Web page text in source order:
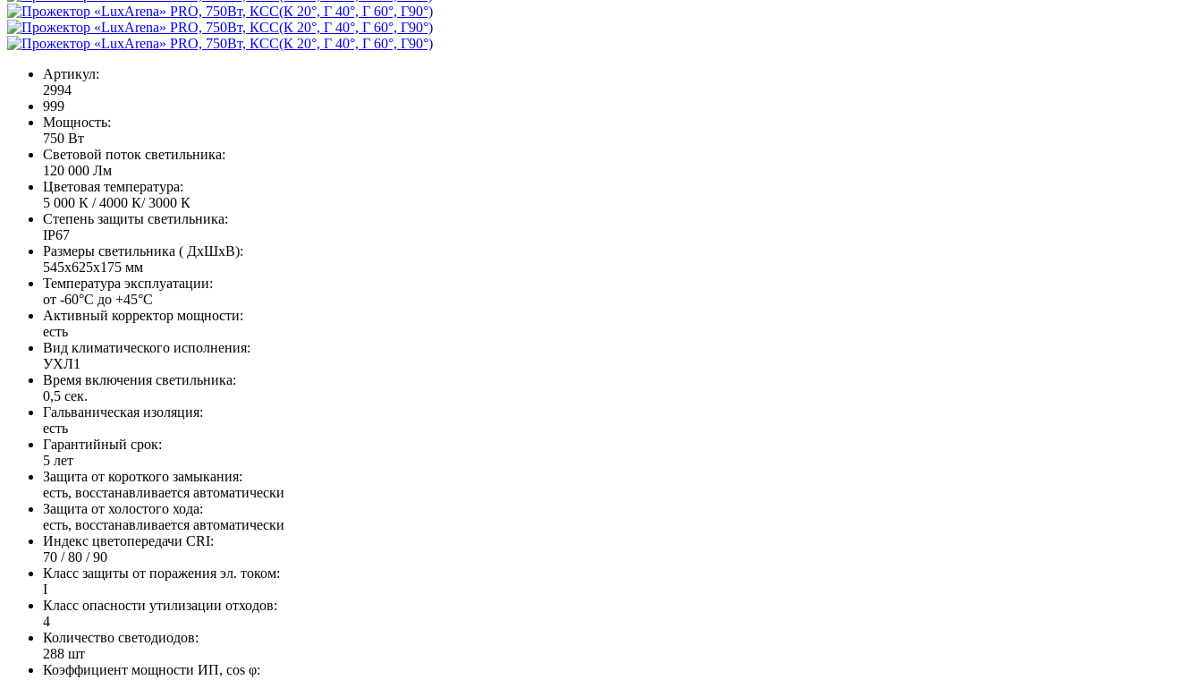
Артикул:
2994
999
Мощность:
750 Вт
Световой поток светильника:
120 000 Лм
Цветовая температура:
5 000 К / 4000 К/ 3000 К
Степень защиты светильника:
IP67
Размеры светильника ( ДхШхВ):
545х625х175 мм
Температура эксплуатации:
от -60°С до +45°С
Активный корректор мощности:
есть
Вид климатического исполнения:
УХЛ1
Время включения светильника:
0,5 сек.
Гальваническая изоляция:
есть
Гарантийный срок:
5 лет
Защита от короткого замыкания:
есть, восстанавливается автоматически
Защита от холостого хода:
есть, восстанавливается автоматически
Индекс цветопередачи CRI:
70 / 80 / 90
Класс защиты от поражения эл. током:
I
Класс опасности утилизации отходов:
4
Количество светодиодов:
288 шт
Коэффициент мощности ИП, cos φ: